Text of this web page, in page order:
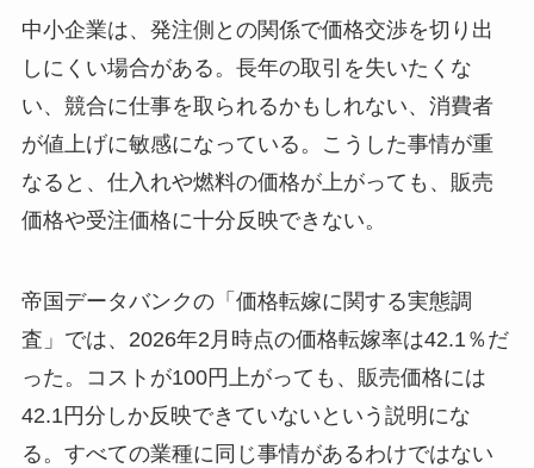
中小企業は、発注側との関係で価格交渉を切り出
しにくい場合がある。長年の取引を失いたくな
い、競合に仕事を取られるかもしれない、消費者
が値上げに敏感になっている。こうした事情が重
なると、仕入れや燃料の価格が上がっても、販売
価格や受注価格に十分反映できない。
帝国データバンクの「価格転嫁に関する実態調
査」では、2026年2月時点の価格転嫁率は42.1％だ
った。コストが100円上がっても、販売価格には
42.1円分しか反映できていないという説明にな
る。すべての業種に同じ事情があるわけではない